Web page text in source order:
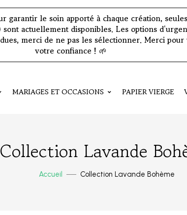
garantir le soin apporté à chaque création,
actuellement disponibles. Les options
merci de ne pas les sélectionner. Merci
votre confiance ! 🌱
MARIAGES ET OCCASIONS PAPIER VIERGE
Collection Lavande
Accueil Collection Lavande Bohème